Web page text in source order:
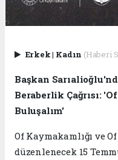
Erkek| Kadın (Haberi
Başkan
Beraberlik Çağrısı:
Buluşalım'
Of Kaymakamlığı ve
düzenlenecek 15